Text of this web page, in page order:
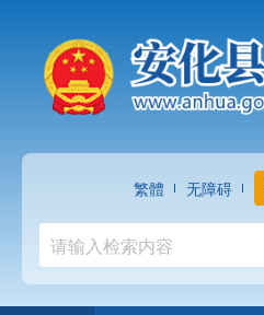
繁體 无障碍